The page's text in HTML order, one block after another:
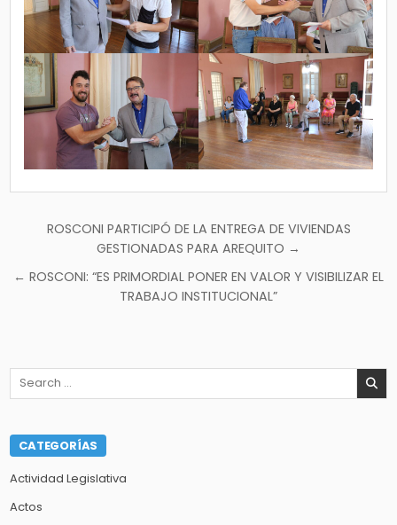
Navegación
entradas
ROSCONI PARTICIPÓ DE LA ENTREGA DE VIVIENDAS
GESTIONADAS PARA AREQUITO →
← ROSCONI: “ES PRIMORDIAL PONER EN VALOR Y VISIBILIZAR EL
TRABAJO INSTITUCIONAL”
Search
CATEGORÍAS
Actividad Legislativa
Actos